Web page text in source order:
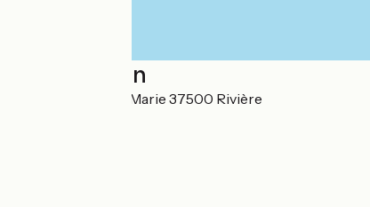
Localisation
24 rue de la Croix Marie 37500 Rivière